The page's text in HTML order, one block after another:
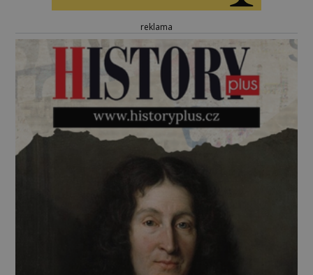
reklama